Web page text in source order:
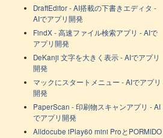
DraftEditor - AI搭載の下書きエディタ -
AIでアプリ開発
FindX - 高速ファイル検索アプリ - AIで
アプリ開発
DeKanji 文字を大きく表示 - AIでアプリ
開発
マックにスタートメニュー - AIでアプリ
開発
PaperScan - 印刷物スキャンアプリ - AI
でアプリ開発
Alldocube iPlay60 mini ProとPORMIDO